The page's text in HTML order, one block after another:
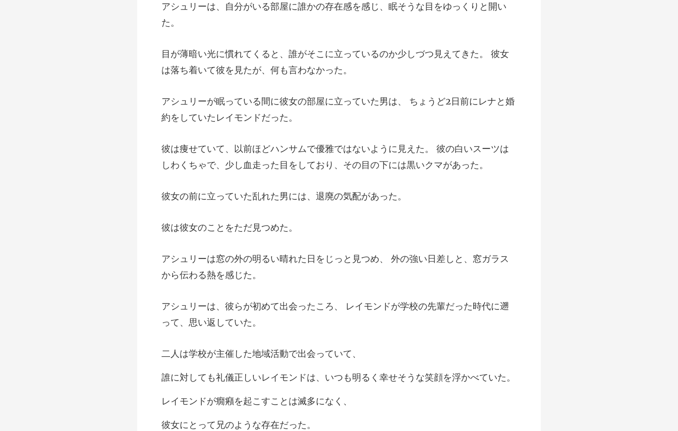
屋に誰かの存在感を感じ、眠
っているのか少しづつ見えてきた。 彼女
は
に立っていた男は、 ちょうど2日前に
に見えた。 彼の白いスーツは
しわくちゃで、少し血走
た乱れた男には、退
ことをただ
日をじっと見つめ、 外の強い日差
たころ、 レイモンドが学校の先輩
催した地域活動
イモンドは、いつも明るく幸
癇癪を起こすこ
て兄のような